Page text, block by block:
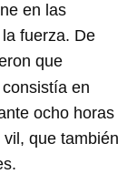
en las
fuerza. De
que
en
ocho horas
que también